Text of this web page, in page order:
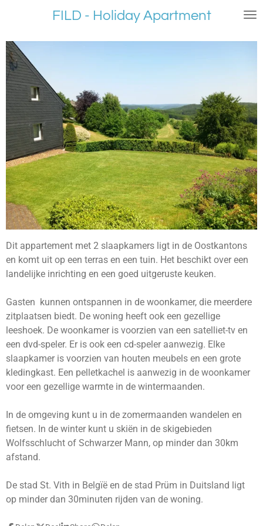
naar
de
hoofdinhoud
FILD - Holiday Apartment
Dit appartement met 2 slaapkamers ligt in de Oostkantons
en komt uit op een terras en een tuin. Het beschikt over een
landelijke inrichting en een goed uitgeruste keuken.
Gasten kunnen ontspannen in de woonkamer, die meerdere
zitplaatsen biedt. De woning heeft ook een gezellige
leeshoek. De woonkamer is voorzien van een satelliet-tv en
een dvd-speler. Er is ook een cd-speler aanwezig. Elke
slaapkamer is voorzien van houten meubels en een grote
kledingkast. Een pelletkachel is aanwezig in de woonkamer
voor een gezellige warmte in de wintermaanden.
In de omgeving kunt u in de zomermaanden wandelen en
fietsen. In de winter kunt u skiën in de skigebieden
Wolfsschlucht of Schwarzer Mann, op minder dan 30km
afstand.
De stad St. Vith in Belgïë en de stad Prüm in Duitsland ligt
op minder dan 30minuten rijden van de woning.